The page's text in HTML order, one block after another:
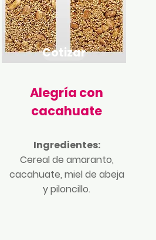
Cotizar
Alegría con
cacahuate
Ingredientes:
Cereal de amaranto,
cacahuate, miel de abeja
y piloncillo.